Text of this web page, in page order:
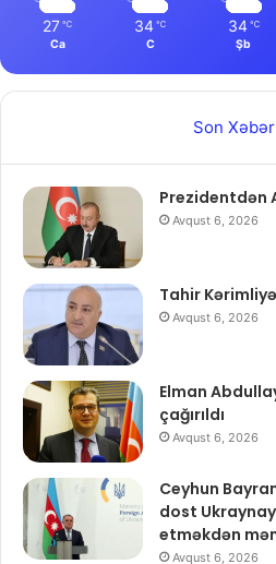
27 ℃
Ca
34 ℃
C
34 ℃
Şb
Son
Prezidentdən
Avqust 6, 2026
Tahir
Avqust 6, 2026
Elman
çağırıldı
Avqust 6, 2026
Ceyhun
dost
etməkdən
Avqust 6, 2026